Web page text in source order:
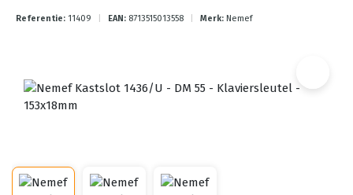
Referentie: 11409 EAN: 8713515013558 Merk: Nemef